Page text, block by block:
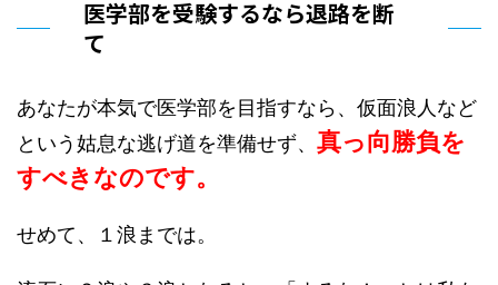
医学部を受験するなら退路を断
て
あなたが本気で医学部を目指すなら、仮面浪人など
という姑息な逃げ道を準備せず、 真っ向勝負を
すべきなのです。
せめて、１浪までは。